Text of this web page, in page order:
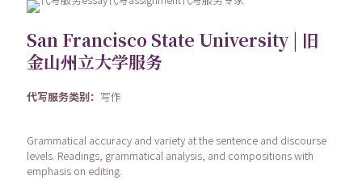
San Francisco State University | 旧
金山州立大学服务
代写服务类别： 写作
Grammatical accuracy and variety at the sentence and discourse
levels. Readings, grammatical analysis, and compositions with
emphasis on editing.